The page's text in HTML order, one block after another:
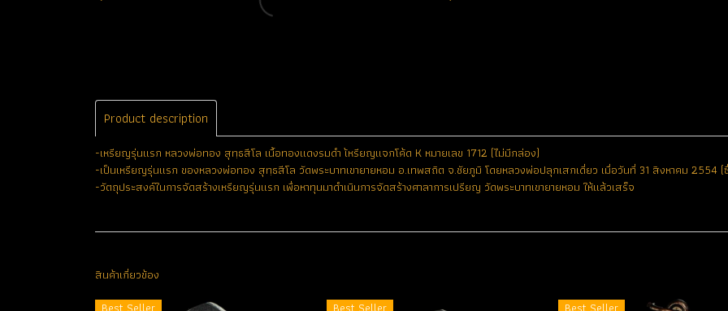
Product description
-เหรียญรุ่นแรก หลวงพ่อทอง สุทฺธสีโล เนื้อทองแดงรมดำ เ้หรียญแจกโค้ด K หมายเลข 1712 (ไม่มีกล่อง)
-เป็นเหรียญรุ่นแรก ของหลวงพ่อทอง สุทฺธสีโล วัดพระบาทเขายายหอม อ.เทพสถิต จ.ชัยภูมิ โดยหลวงพ่อปลุกเสกเดี่ยว เมื่อวันที่ 31 สิงหาคม 2554
-วัตถุประสงค์ในการจัดสร้างเหรียญรุ่นแรก เพื่อหาทุนมาดำเนินการจัดสร้างศาลาการเปรียญ วัดพระบาทเขายายหอม ให้แล้วเสร็จ
สินค้าเกี่ยวข้อง